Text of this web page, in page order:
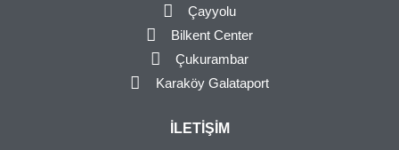
Çayyolu
Bilkent Center
Çukurambar
Karaköy Galataport
İLETIŞIM